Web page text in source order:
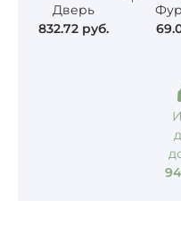
Дверь
832.72 руб.